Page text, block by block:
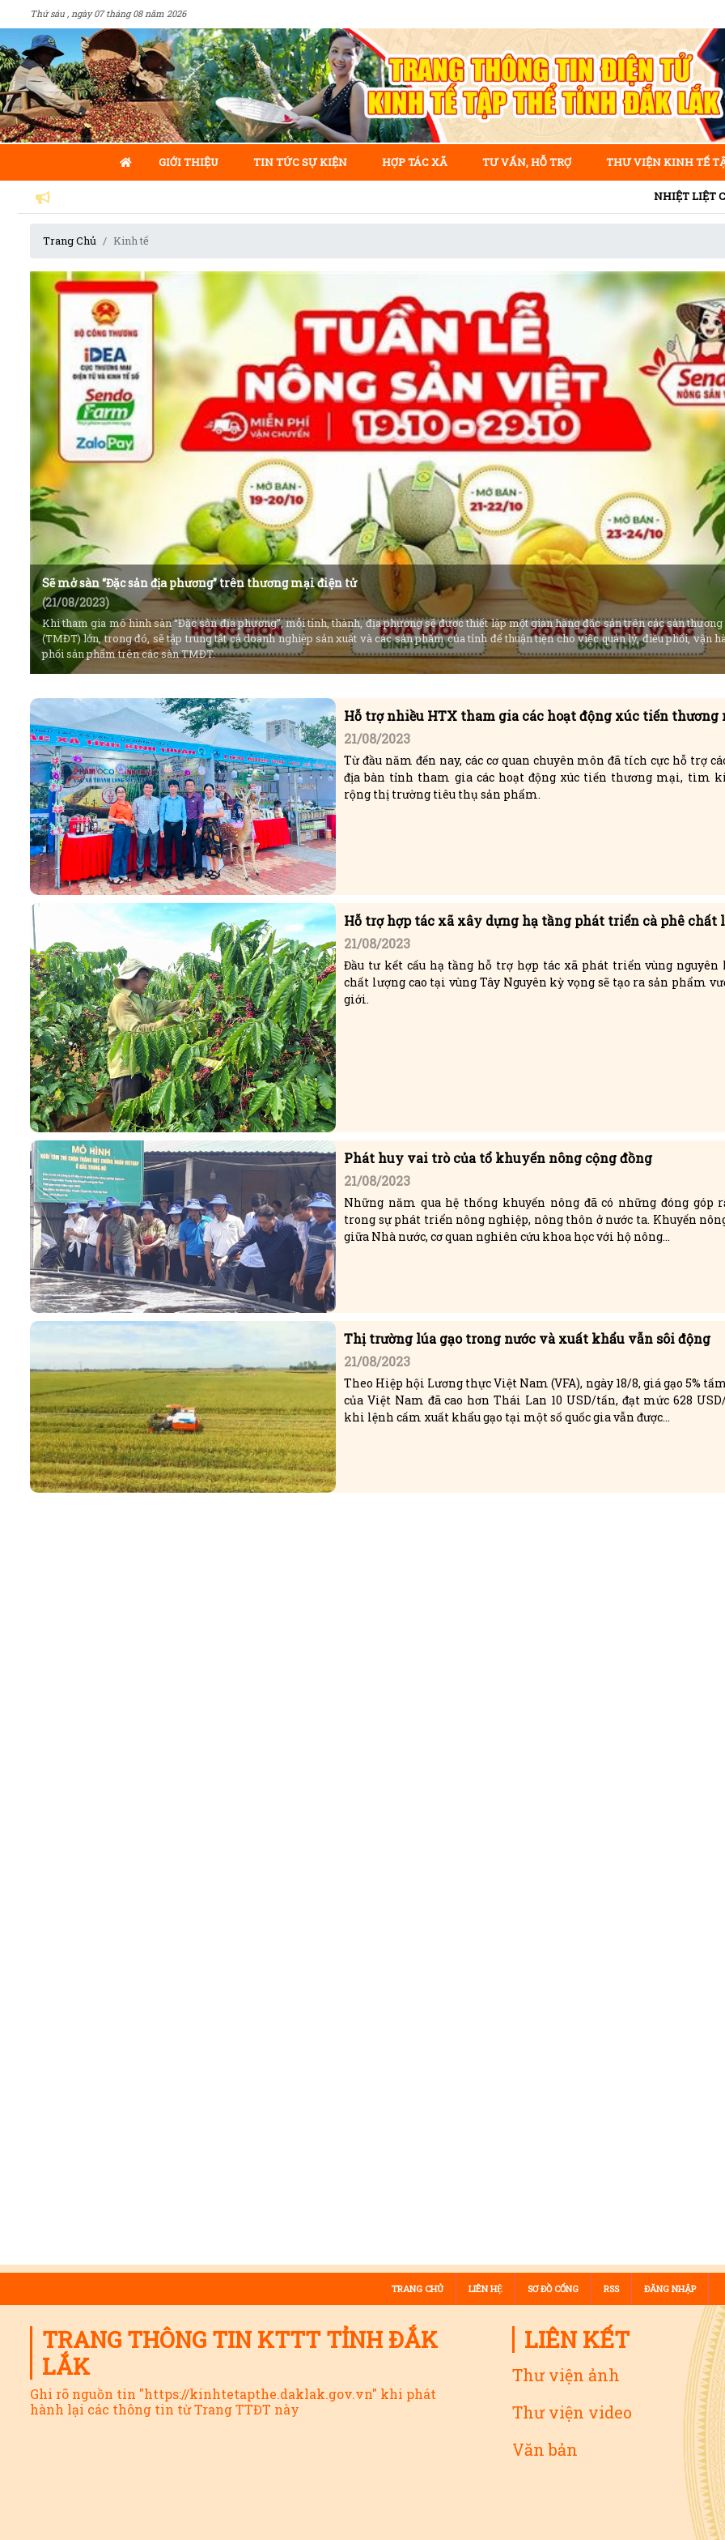
Thứ sáu , ngày 07 tháng 08 năm 2026
GIỚI THIỆU TIN TỨC SỰ KIỆN HỢP TÁC XÃ TƯ VẤN, HỖ TRỢ THƯ VIỆN KINH TẾ
NHIỆT LIỆT CHÀO MỪNG KỶ
Trang Chủ Kinh tế
Sẽ mở sàn “Đặc sản địa phương” trên thương mại điện tử
(21/08/2023)
Khi tham gia mô hình sàn “Đặc sản địa phương”, mỗi tỉnh, thành, địa phương sẽ được thiết lập một gian hàng đặc sản trên các sàn
(TMĐT) lớn, trong đó, sẽ tập trung tất cả doanh nghiệp sản xuất và các sản phẩm của tỉnh để thuận tiện cho việc quản lý, điều phối, vận
phối sản phẩm trên các sàn TMĐT.
Hỗ trợ nhiều HTX tham gia các hoạt động xúc tiến thương
21/08/2023
Từ đầu năm đến nay, các cơ quan chuyên môn đã tích cực hỗ trợ
địa bàn tỉnh tham gia các hoạt động xúc tiến thương mại, tìm
rộng thị trường tiêu thụ sản phẩm.
Hỗ trợ hợp tác xã xây dựng hạ tầng phát triển cà phê chất
21/08/2023
Đầu tư kết cấu hạ tầng hỗ trợ hợp tác xã phát triển vùng nguyên
chất lượng cao tại vùng Tây Nguyên kỳ vọng sẽ tạo ra sản phẩm
giới.
Phát huy vai trò của tổ khuyến nông cộng đồng
21/08/2023
Những năm qua hệ thống khuyến nông đã có những đóng góp
trong sự phát triển nông nghiệp, nông thôn ở nước ta. Khuyến
giữa Nhà nước, cơ quan nghiên cứu khoa học với hộ nông...
Thị trường lúa gạo trong nước và xuất khẩu vẫn sôi động
21/08/2023
Theo Hiệp hội Lương thực Việt Nam (VFA), ngày 18/8, giá gạo 5%
của Việt Nam đã cao hơn Thái Lan 10 USD/tấn, đạt mức 628
khi lệnh cấm xuất khẩu gạo tại một số quốc gia vẫn được...
TRANG CHỦ LIÊN HỆ SƠ ĐỒ CỔNG RSS ĐĂNG NHẬP
TRANG THÔNG TIN KTTT TỈNH ĐẮK
LẮK
Ghi rõ nguồn tin "https://kinhtetapthe.daklak.gov.vn" khi phát
hành lại các thông tin từ Trang TTĐT này
LIÊN KẾT
Thư viện ảnh
Thư viện video
Văn bản